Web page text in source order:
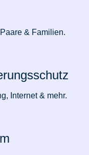
& Familien.
Internet & mehr.